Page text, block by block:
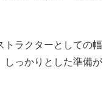
トラクターとしての幅
しっかりとした準備が